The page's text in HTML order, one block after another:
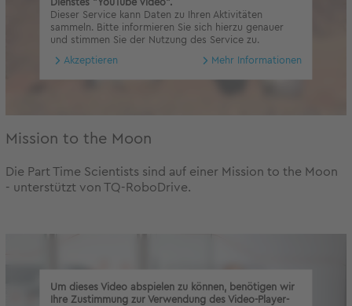
Dieser Service kann Daten zu Ihren Aktivitäten
sammeln. Bitte informieren Sie sich hierzu genauer
und stimmen Sie der Nutzung des Service zu.
Akzeptieren Mehr Informationen
Mission to the Moon
Die Part Time Scientists sind auf einer Mission to the Moon
- unterstützt von TQ-RoboDrive.
Um dieses Video abspielen zu können, benötigen wir
Ihre Zustimmung zur Verwendung des Video-Player-